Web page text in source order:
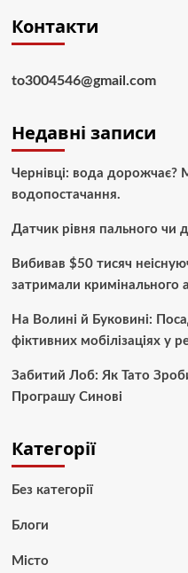
Контакти
to3004546@gmail.com
Недавні записи
Чернівці: вода дорожчає?
водопостачання.
Датчик рівня пального чи
Вибивав $50 тисяч
затримали кримінального
На Волині й Буковині:
фіктивних мобілізаціях у
Забитий Лоб: Як Тато
Програшу Синові
Категорії
Без категорії
Блоги
Місто